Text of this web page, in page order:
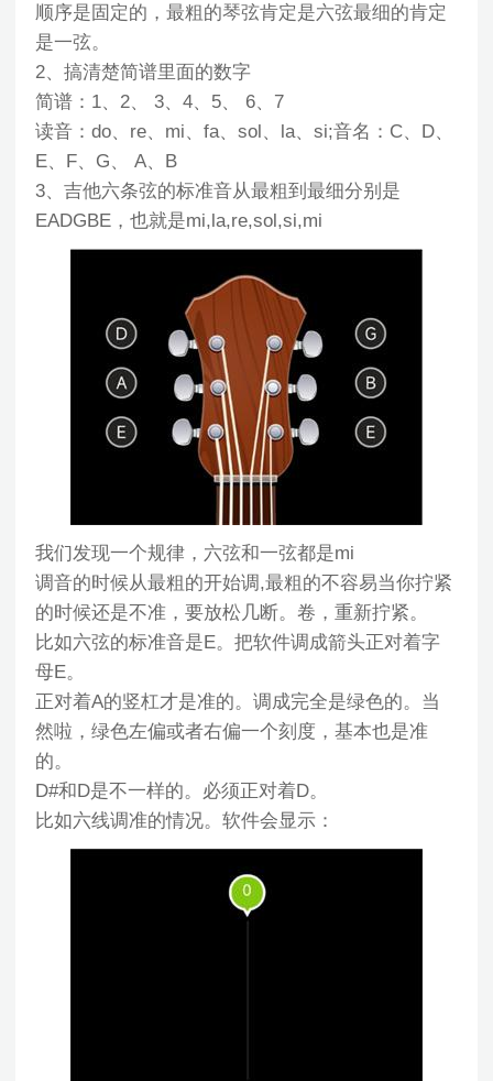
顺序是固定的，最粗的琴弦肯定是六弦最细的肯定
是一弦。
2、搞清楚简谱里面的数字
简谱：1、2、 3、4、5、 6、7
读音：do、re、mi、fa、sol、la、si;音名：C、D、
E、F、G、 A、B
3、吉他六条弦的标准音从最粗到最细分别是
EADGBE，也就是mi,la,re,sol,si,mi
我们发现一个规律，六弦和一弦都是mi
调音的时候从最粗的开始调,最粗的不容易当你拧紧
的时候还是不准，要放松几断。卷，重新拧紧。
比如六弦的标准音是E。把软件调成箭头正对着字
母E。
正对着A的竖杠才是准的。调成完全是绿色的。当
然啦，绿色左偏或者右偏一个刻度，基本也是准
的。
D#和D是不一样的。必须正对着D。
比如六线调准的情况。软件会显示：